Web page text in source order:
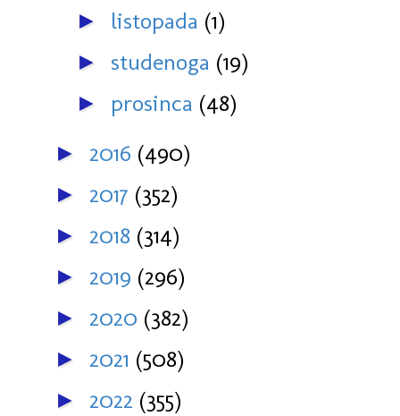
► listopada (1)
► studenoga (19)
► prosinca (48)
► 2016 (490)
► 2017 (352)
► 2018 (314)
► 2019 (296)
► 2020 (382)
► 2021 (508)
► 2022 (355)